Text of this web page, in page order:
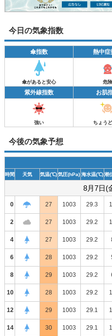
今日の気象指数
傘指数 熱中症
傘があると安心 危険
紫外線指数 お肌
強い ちょう
今後の気象予想
時間 天気 気温(℃) 気圧(hPa) 海水温(℃) 潮
8月7日(
0 27 1003 29.3
2 27 1003 29.2
4 27 1003 29.2
6 28 1003 29.2
8 29 1003 29.2
10 28 1003 29.2
12 29 1003 29.1
14 30 1003 29.1